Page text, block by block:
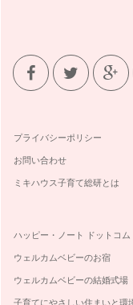
プライバシーポリシー
お問い合わせ
ミキハウス子育て総研とは
ハッピー・ノート ドットコム
ウェルカムベビーのお宿
ウェルカムベビーの結婚式場
子育てにやさしい住まいと環